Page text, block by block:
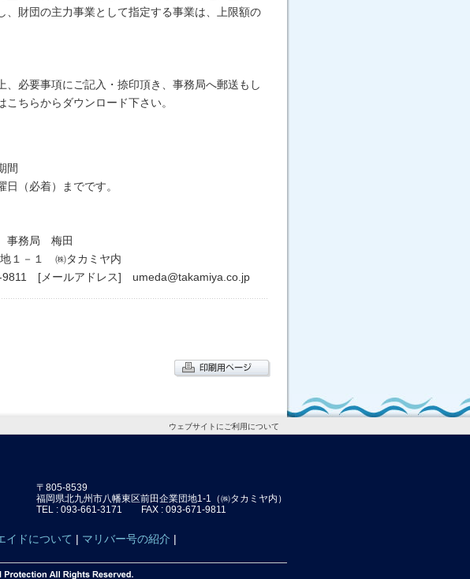
財団の主力事業として指定する事業は、上限額の
必要事項にご記入・捺印頂き、事務局へ郵送もし
ちらからダウンロード下さい。
間
（必着）までです。
事務局 梅田
１－１ ㈱タカミヤ内
[メールアドレス] umeda@takamiya.co.jp
ウェブサイトにご利用について
〒805-8539
福岡県北九州市八幡東区前田企業団地1-1（㈱タカミヤ内）
TEL : 093-661-3171 FAX : 093-671-9811
イドについて | マリバー号の紹介 |